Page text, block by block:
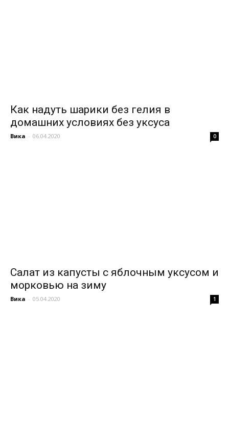
Как надуть шарики без гелия в
домашних условиях без уксуса
Вика - 06.04.2020 0
Салат из капусты с яблочным уксусом и
морковью на зиму
Вика - 05.04.2020 1